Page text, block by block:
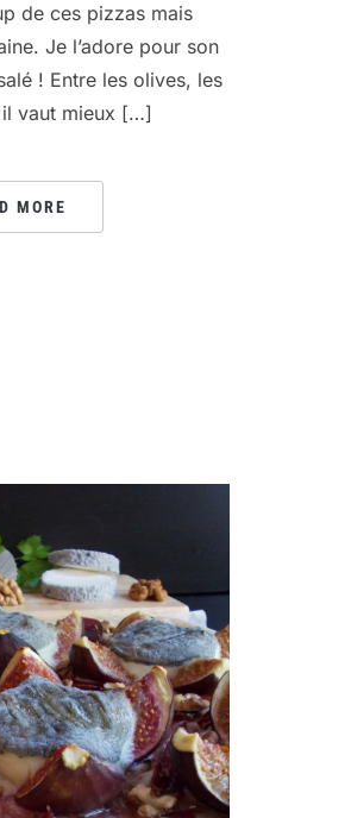
de ces pizzas mais
Je l’adore pour son
! Entre les olives, les
vaut mieux […]
MORE